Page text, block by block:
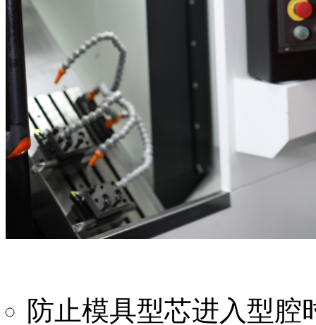
防止模具型芯进入型腔